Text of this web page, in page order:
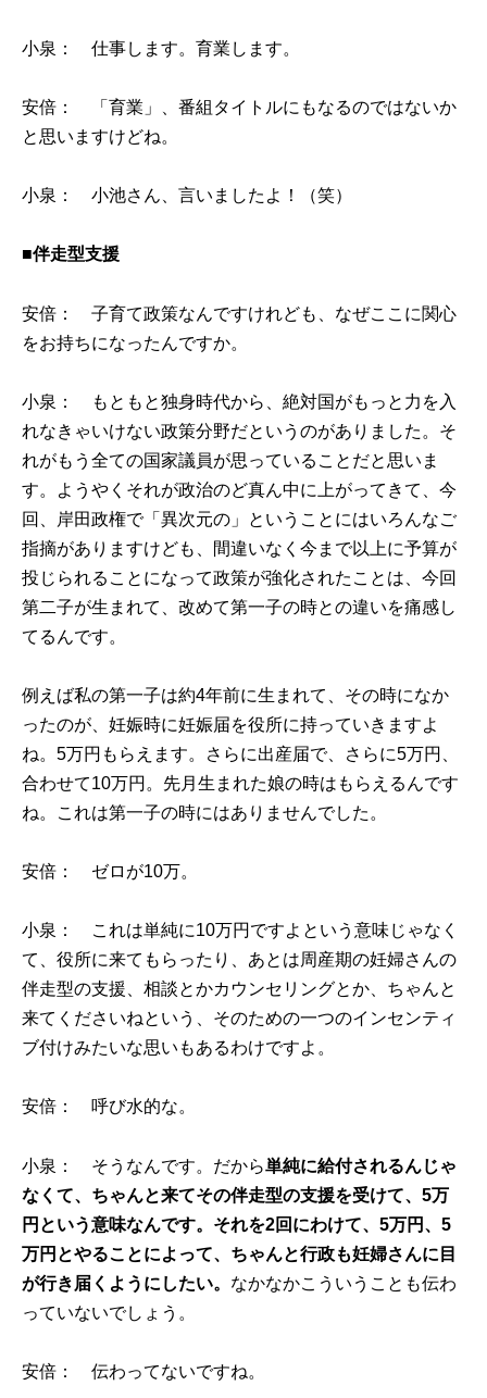
小泉： 仕事します。育業します。
安倍： 「育業」、番組タイトルにもなるのではないか
と思いますけどね。
小泉： 小池さん、言いましたよ！（笑）
■伴走型支援
安倍： 子育て政策なんですけれども、なぜここに関心
をお持ちになったんですか。
小泉： もともと独身時代から、絶対国がもっと力を入
れなきゃいけない政策分野だというのがありました。そ
れがもう全ての国家議員が思っていることだと思いま
す。ようやくそれが政治のど真ん中に上がってきて、今
回、岸田政権で「異次元の」ということにはいろんなご
指摘がありますけども、間違いなく今まで以上に予算が
投じられることになって政策が強化されたことは、今回
第二子が生まれて、改めて第一子の時との違いを痛感し
てるんです。
例えば私の第一子は約4年前に生まれて、その時になか
ったのが、妊娠時に妊娠届を役所に持っていきますよ
ね。5万円もらえます。さらに出産届で、さらに5万円、
合わせて10万円。先月生まれた娘の時はもらえるんです
ね。これは第一子の時にはありませんでした。
安倍： ゼロが10万。
小泉： これは単純に10万円ですよという意味じゃなく
て、役所に来てもらったり、あとは周産期の妊婦さんの
伴走型の支援、相談とかカウンセリングとか、ちゃんと
来てくださいねという、そのための一つのインセンティ
ブ付けみたいな思いもあるわけですよ。
安倍： 呼び水的な。
小泉： そうなんです。だから単純に給付されるんじゃ
なくて、ちゃんと来てその伴走型の支援を受けて、5万
円という意味なんです。それを2回にわけて、5万円、5
万円とやることによって、ちゃんと行政も妊婦さんに目
が行き届くようにしたい。 なかなかこういうことも伝わ
っていないでしょう。
安倍： 伝わってないですね。